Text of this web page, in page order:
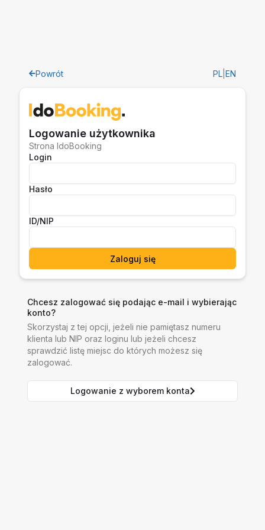
Powrót PL EN
Logowanie użytkownika
Strona IdoBooking
Login
Hasło
ID/NIP
Zaloguj się
Chcesz zalogować się podając e-mail i wybierając
konto?
Skorzystaj z tej opcji, jeżeli nie pamiętasz numeru
klienta lub NIP oraz loginu lub jeżeli chcesz
sprawdzić listę miejsc do których możesz się
zalogować.
Logowanie z wyborem konta